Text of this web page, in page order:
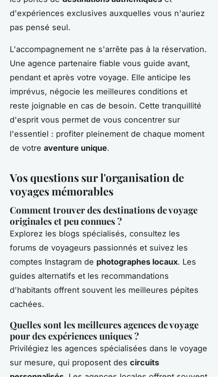
d'expériences exclusives auxquelles vous n'auriez
pas pensé seul.
L'accompagnement ne s'arrête pas à la réservation.
Une agence partenaire fiable vous guide avant,
pendant et après votre voyage. Elle anticipe les
imprévus, négocie les meilleures conditions et
reste joignable en cas de besoin. Cette tranquillité
d'esprit vous permet de vous concentrer sur
l'essentiel : profiter pleinement de chaque moment
de votre aventure unique.
Vos questions sur l'organisation de
voyages mémorables
Comment trouver des destinations de voyage
originales et peu connues ?
Explorez les blogs spécialisés, consultez les
forums de voyageurs passionnés et suivez les
comptes Instagram de photographes locaux. Les
guides alternatifs et les recommandations
d'habitants offrent souvent les meilleures pépites
cachées.
Quelles sont les meilleures agences de voyage
pour des expériences uniques ?
Privilégiez les agences spécialisées dans le voyage
sur mesure, qui proposent des circuits